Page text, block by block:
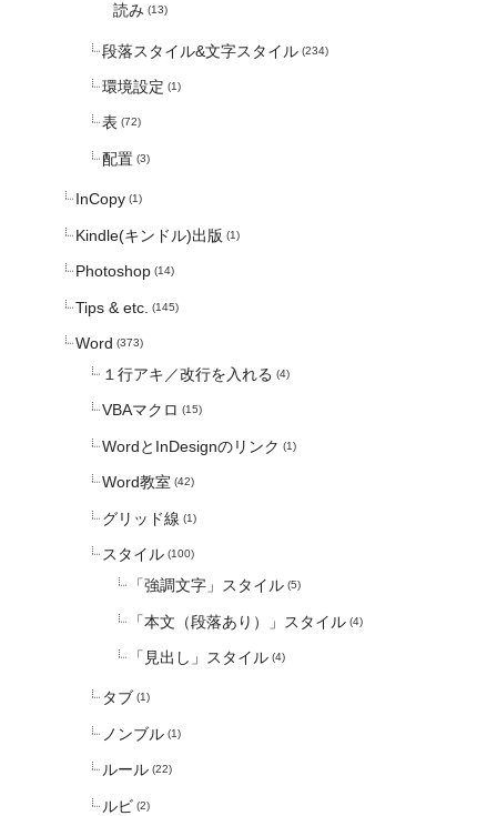
読み (13)
段落スタイル&文字スタイル (234)
環境設定 (1)
表 (72)
配置 (3)
InCopy (1)
Kindle(キンドル)出版 (1)
Photoshop (14)
Tips & etc. (145)
Word (373)
１行アキ／改行を入れる (4)
VBAマクロ (15)
WordとInDesignのリンク (1)
Word教室 (42)
グリッド線 (1)
スタイル (100)
「強調文字」スタイル (5)
「本文（段落あり）」スタイル (4)
「見出し」スタイル (4)
タブ (1)
ノンブル (1)
ルール (22)
ルビ (2)